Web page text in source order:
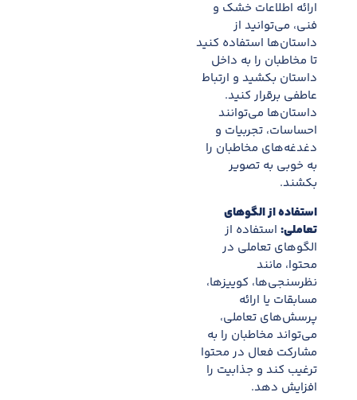
ارائه اطلاعات خشک و
فنی، می‌توانید از
داستان‌ها استفاده کنید
تا مخاطبان را به داخل
داستان بکشید و ارتباط
عاطفی برقرار کنید.
داستان‌ها می‌توانند
احساسات، تجربیات و
دغدغه‌های مخاطبان را
به خوبی به تصویر
بکشند.
استفاده از الگوهای
تعاملی: استفاده از
الگوهای تعاملی در
محتوا، مانند
نظرسنجی‌ها، کوییزها،
مسابقات یا ارائه
پرسش‌های تعاملی،
می‌تواند مخاطبان را به
مشارکت فعال در محتوا
ترغیب کند و جذابیت را
افزایش دهد.